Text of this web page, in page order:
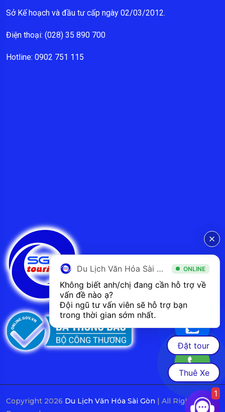
Sở Kế hoạch và đầu tư cấp ngày 02/03/2012.
Điện thoại: (028) 35 890 700
Hotline: 0902 751 115
Copyright 2026 Du Lịch Văn Hóa Sài Gòn | All Rights
Du Lịch Văn Hóa Sài Gòn ONLINE
Không biết anh/chị đang cần hỗ trợ về
vấn đề nào ạ?
Đội ngũ tư vấn viên sẽ hỗ trợ bạn
trong thời gian sớm nhất.
Đặt tour
Thuê Xe
1